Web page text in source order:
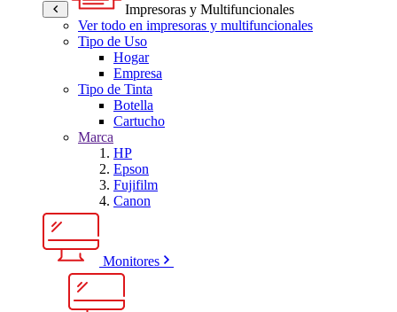
Impresoras y Multifuncionales
Ver todo en impresoras y multifuncionales
Tipo de Uso
Hogar
Empresa
Tipo de Tinta
Botella
Cartucho
Marca
HP
Epson
Fujifilm
Canon
Monitores